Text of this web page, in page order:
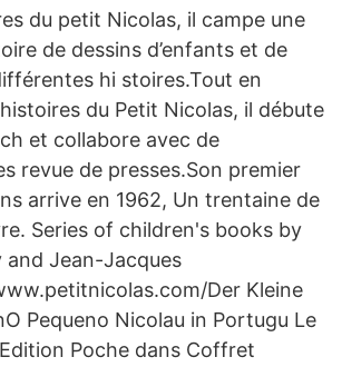
du petit Nicolas, il campe une
de dessins d’enfants et de
hi stoires.Tout en
du Petit Nicolas, il débute
et collabore avec de
revue de presses.Son premier
arrive en 1962, Un trentaine de
Series of children's books by
and Jean-Jacques
Der Kleine
Pequeno Nicolau in Portugu Le
Poche dans Coffret